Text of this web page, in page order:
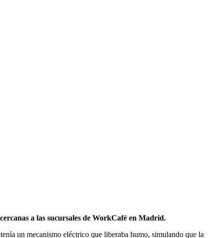
a las sucursales de WorkCafé en Madrid.
un mecanismo eléctrico que liberaba humo, simulando que la